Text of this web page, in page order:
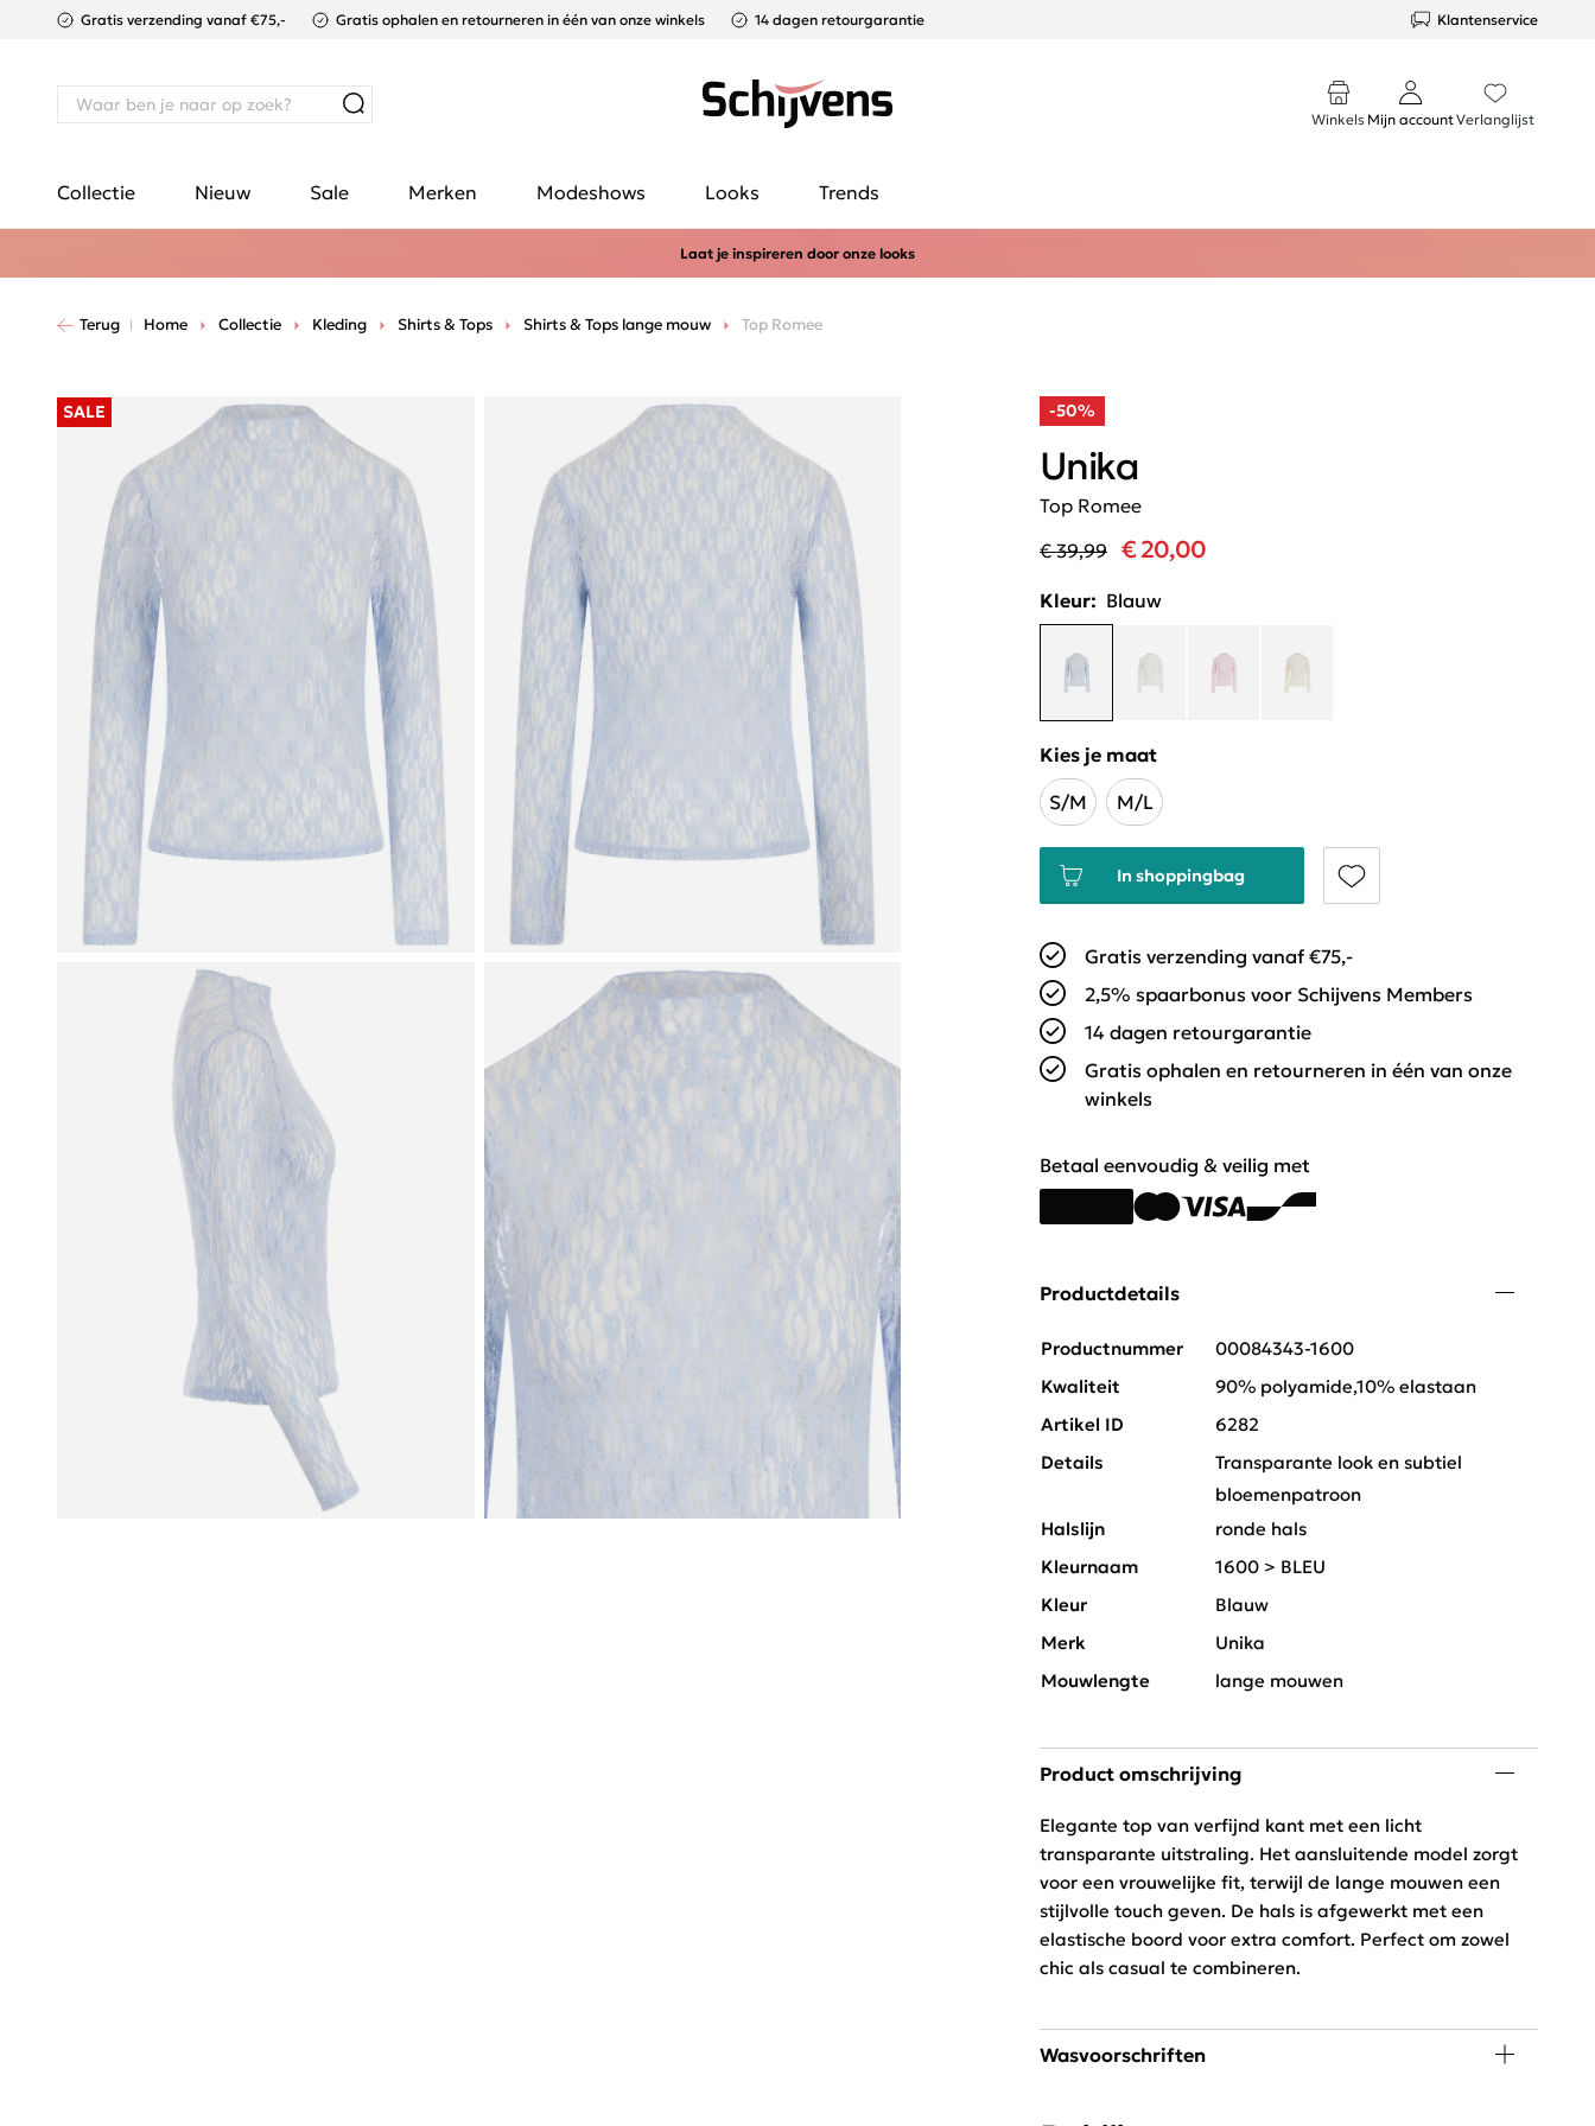
Gratis verzending vanaf €75,- Gratis ophalen en retourneren in één van onze winkels 14 dagen retourgarantie Klantenservice
Winkels Mijn accountVerlanglijst
Collectie Nieuw Sale Merken Modeshows Looks Trends
Laat je inspireren door onze looks
Terug Home Collectie Kleding Shirts & Tops Shirts & Tops lange mouw Top Romee
SALE -50%
Top Romee
Unika
€ 39,99 € 20,00
Kleur: Blauw
Kies je maat
S/M
M/L
In shoppingbag
Gratis verzending vanaf €75,-
2,5% spaarbonus voor Schijvens Members
14 dagen retourgarantie
Gratis ophalen en retourneren in één van onze
winkels
Betaal eenvoudig & veilig met
Productdetails
Productnummer
00084343-1600
Kwaliteit
90% polyamide,10% elastaan
Artikel ID
6282
Details
Transparante look en subtiel
bloemenpatroon
Halslijn
ronde hals
Kleurnaam
1600 > BLEU
Kleur
Blauw
Merk
Unika
Mouwlengte
lange mouwen
Product omschrijving
Elegante top van verfijnd kant met een licht
transparante uitstraling. Het aansluitende model zorgt
voor een vrouwelijke fit, terwijl de lange mouwen een
stijlvolle touch geven. De hals is afgewerkt met een
elastische boord voor extra comfort. Perfect om zowel
chic als casual te combineren.
Wasvoorschriften